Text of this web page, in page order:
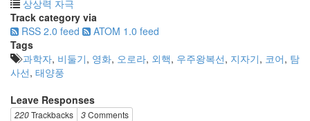
상상력 자극
Track category via
RSS 2.0 feed
ATOM 1.0 feed
Tags
과학자, 비둘기, 영화, 오로라, 외핵, 우주왕복선, 지자기, 코어, 탐
사선, 태양풍
Leave Responses
220Trackbacks 3Comments